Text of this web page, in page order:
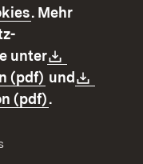
. Mehr
unter
(pdf) (Öffnet in
und
(pdf).